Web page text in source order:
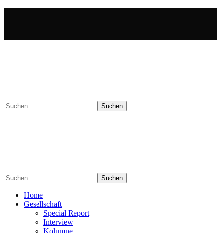
Suchen
nach:
Suchen
nach:
Home
Gesellschaft
Special Report
Interview
Kolumne